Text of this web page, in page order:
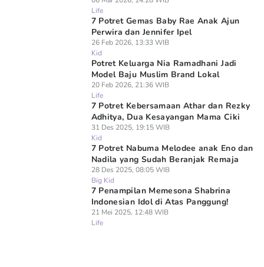
Life
7 Potret Gemas Baby Rae Anak Ajun
Perwira dan Jennifer Ipel
26 Feb 2026, 13:33 WIB
Kid
Potret Keluarga Nia Ramadhani Jadi
Model Baju Muslim Brand Lokal
20 Feb 2026, 21:36 WIB
Life
7 Potret Kebersamaan Athar dan Rezky
Adhitya, Dua Kesayangan Mama Ciki
31 Des 2025, 19:15 WIB
Kid
7 Potret Nabuma Melodee anak Eno dan
Nadila yang Sudah Beranjak Remaja
28 Des 2025, 08:05 WIB
Big Kid
7 Penampilan Memesona Shabrina
Indonesian Idol di Atas Panggung!
21 Mei 2025, 12:48 WIB
Life